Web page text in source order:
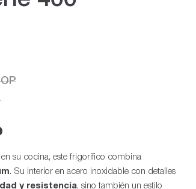
su cocina, este frigorífico combina
. Su interior en acero inoxidable con detalles
y resistencia, sino también un estilo